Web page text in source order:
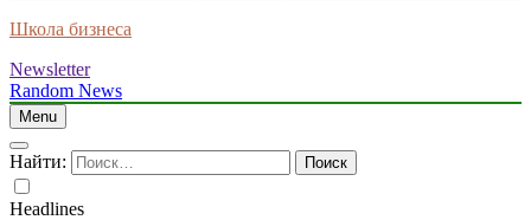
Школа бизнеса
Newsletter
Random News
Menu
Найти:
Headlines